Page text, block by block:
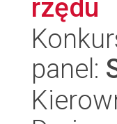
rzędu
panel: